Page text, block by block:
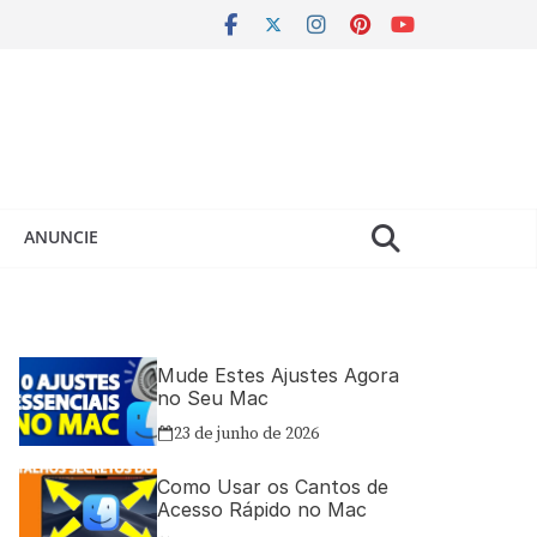
ANUNCIE
Mude Estes Ajustes Agora
no Seu Mac
23 de junho de 2026
Como Usar os Cantos de
Acesso Rápido no Mac